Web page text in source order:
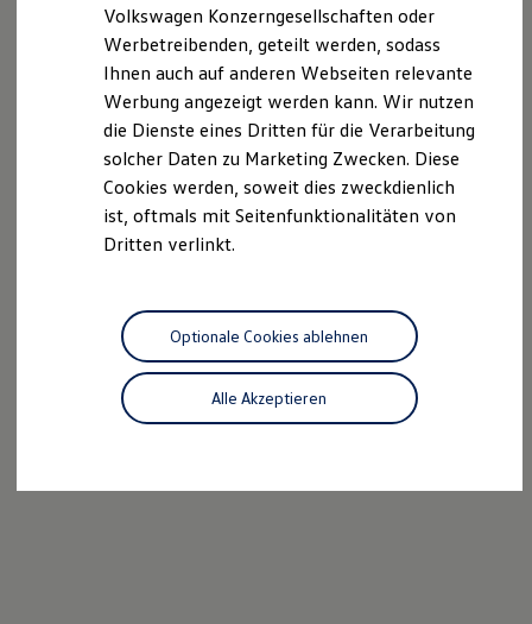
Förderung & Kosten der Elektrofahrzeuge
Fördermöglichkeiten für Privatkunden
Fördermöglichkeiten für Gewerbekunden
Autonomes Fahren
Mehr zum ID. Buzz
Online Beratung
California Club
California Magazin & Ratgeber
Vanlife
California App
California Lifestyle & Zubehör
Übernachten im California
Unternehmen
Karriere
Nachhaltigkeit
Volkswagen Konzerngesellschaften oder
Werbetreibenden, geteilt werden, sodass
Ihnen auch auf anderen Webseiten relevante
Werbung angezeigt werden kann. Wir nutzen
die Dienste eines Dritten für die Verarbeitung
solcher Daten zu Marketing Zwecken. Diese
Cookies werden, soweit dies zweckdienlich
ist, oftmals mit Seitenfunktionalitäten von
Dritten verlinkt.
Alle Akzeptieren
Optionale Cookies ablehnen